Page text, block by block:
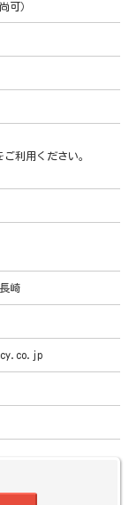
可）
利用ください。
崎